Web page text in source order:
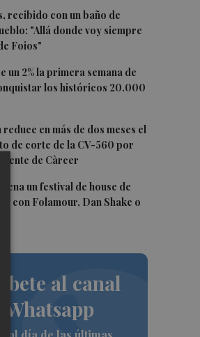
recibido con un baño de
"Allá donde voy siempre
Foios"
un 2% la primera semana de
los históricos 20.000
en más de dos meses el
de corte de la CV-560 por
de Càrcer
un festival de house de
con Folamour, Dan Shake o
al canal
Whatsapp